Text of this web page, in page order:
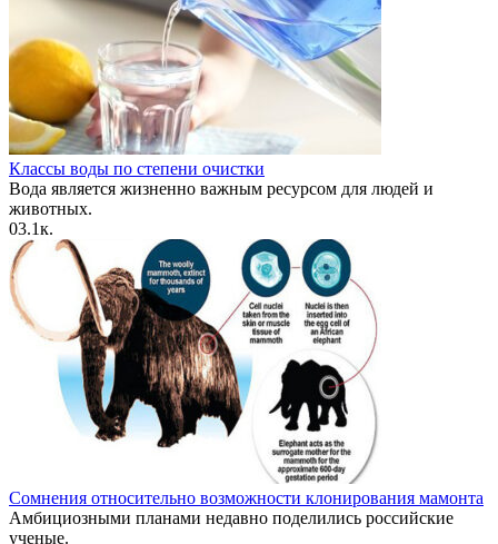
Классы воды по степени очистки
Вода является жизненно важным ресурсом для людей и
животных.
03.1к.
Cомнения относительно возможности клонирования мамонта
Амбициозными планами недавно поделились российские
ученые.